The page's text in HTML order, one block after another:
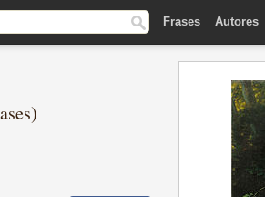
Frases Autores